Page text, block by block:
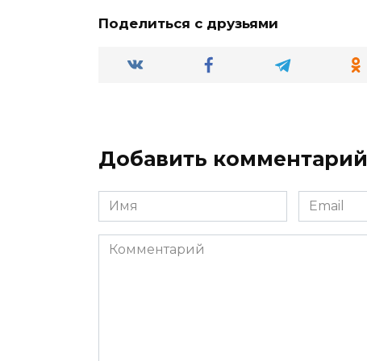
Поделиться с друзьями
Добавить комментарий
Имя
*
Email
*
Комментарий